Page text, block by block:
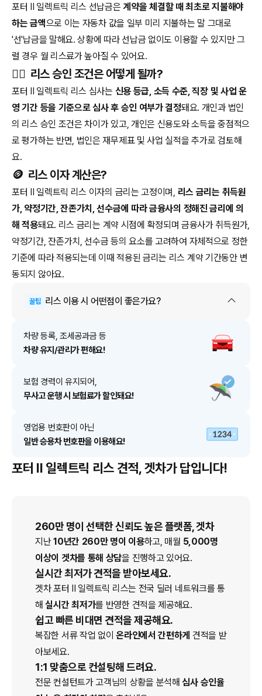
포터 II 일렉트릭 리스 선납금은계약을 체결할 때 최초로 지불해야
하는 금액으로 이는 자동차 값을 일부 미리 지불하는 말 그대로
'선'납금을 말해요. 상황에 따라 선납금 없이도 이용할 수 있지만 그
럴 경우 월 리스료가 높아질 수 있어요.
🧑‍⚖️ 리스 승인 조건은 어떻게 될까?
포터 II 일렉트릭 리스 심사는 신용 등급, 소득 수준, 직장 및 사업 운
영 기간 등을 기준으로 심사 후 승인 여부가 결정돼요. 개인과 법인
의 리스 승인 조건은 차이가 있고, 개인은 신용도와 소득을 중점적으
로 평가하는 반면, 법인은 재무제표 및 사업 실적을 추가로 검토해
요.
🪙 리스 이자 계산은?
포터 II 일렉트릭 리스 이자의 금리는 고정이며, 리스 금리는 취득원
가, 약정기간, 잔존가치, 선수금에 따라 금융사의 정해진 금리에 의
해 적용돼요. 리스 금리는 계약 시점에 확정되며 금융사가 취득원가,
약정기간, 잔존가치, 선수금 등의 요소를 고려하여 자체적으로 정한
기준에 따라 적용되는데 이때 적용된 금리는 리스 계약 기간동안 변
동되지 않아요.
꿀팁 리스 이용 시 어떤점이 좋은가요?
차량 등록, 조세공과금 등
차량 유지/관리가 편해요!
보험 경력이 유지되어,
무사고 운행 시 보험료가 할인돼요!
영업용 번호판이 아닌
일반 승용차 번호판을 이용해요!
포터 II 일렉트릭 리스 견적, 겟차가 답입니다!
260만 명이 선택한 신뢰도 높은 플랫폼, 겟차
지난10년간 260만 명이 이용하고, 매월 5,000명
이상이 겟차를 통해 상담을 진행하고 있어요.
실시간 최저가 견적을 받아보세요.
겟차포터 II 일렉트릭 리스는 전국 딜러 네트워크를 통
해 실시간 최저가를 반영한 견적을 제공해요.
쉽고 빠른 비대면 견적을 제공해요.
복잡한 서류 작업 없이온라인에서 간편하게 견적을 받
아보세요.
1:1 맞춤으로 컨설팅해 드려요.
전문 컨설턴트가 고객님의 상황을 분석해 심사 승인율